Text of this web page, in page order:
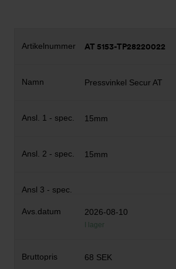
AT 5153-TP28220022
Pressvinkel Secur AT
15mm
15mm
2026-08-10
I lager
68 SEK